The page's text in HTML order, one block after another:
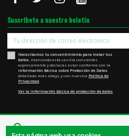
Suscríbete a nuestro boletín
Necesitamos tu consentimiento para tratar tus
datos , marcando está casilla consientes
expresamente y declaras estar conforme con la
Información Básica sobre Protección de Datos
detallada más abajo, y con nuestra Política de
Privacidad
Ver la Información básica de protección de datos